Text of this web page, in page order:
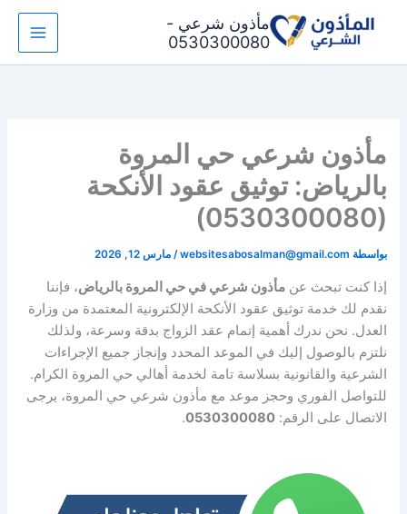
مأذون شرعي -
0530300080
مأذون شرعي حي المروة
بالرياض: توثيق عقود الأنكحة
(0530300080)
بواسطة websitesabosalman@gmail.com
/مارس 12, 2026
إذا كنت تبحث عنمأذون شرعي في حي المروة بالرياض، فإننا
نقدم لك خدمة توثيق عقود الأنكحة الإلكترونية المعتمدة من وزارة
العدل. نحن ندرك أهمية إتمام عقد الزواج بدقة وسرعة، ولذلك
نلتزم بالوصول إليك في الموعد المحدد وإنجاز جميع الإجراءات
الشرعية والقانونية بسلاسة تامة لخدمة أهالي حي المروة الكرام.
للتواصل الفوري وحجز موعد مع مأذون شرعي حي المروة، يرجى
الاتصال على الرقم:0530300080
.